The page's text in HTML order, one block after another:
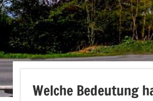
Welche Bedeutung